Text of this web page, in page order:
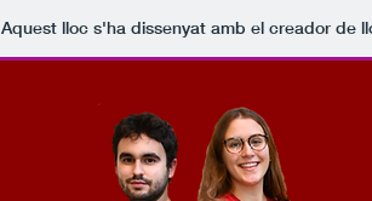
Aquest lloc s'ha dissenyat amb el creador de